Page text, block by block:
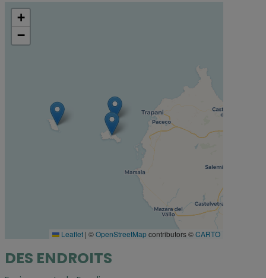
+
−
Leaflet | ©OpenStreetMapcontributors ©CARTO
DES ENDROITS